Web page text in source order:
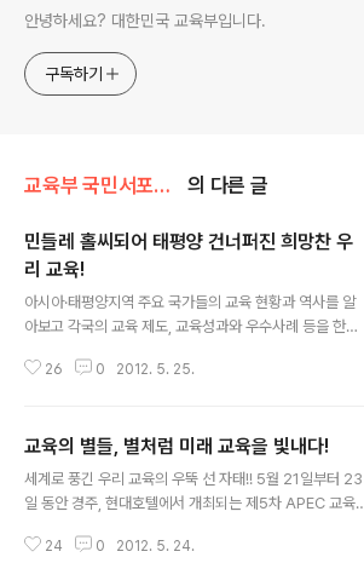
안녕하세요? 대한민국 교육부입니다.
구독하기
교육부 국민서포터즈 의 다른 글
민들레 홀씨되어 태평양 건너퍼진 희망찬 우
리 교육!
아시아·태평양지역 주요 국가들의 교육 현황과 역사를 알
아보고 각국의 교육 제도, 교육성과와 우수사례 등을 한눈
년의 고도 경주, 현대 호텔 다이아몬드 홀에서 5월 21일(월
러시아 호주 캐나다 등 21개 회원국이 참가하였으며, 한국
교육의 우수성을 홍보하는 영상도 상영되어 한국교육의 미
래 비전을 세계의 많은 나라가 알 수 있습니다. 또한, 운영
용도 구성하였습니다. 먼저 축하의 분위기 속에서 진행된
26 0 2012. 5. 25.
교육의 별들, 별처럼 미래 교육을 빛내다!
세계로 풍긴 우리 교육의 우뚝 선 자태!! 5월 21일부터 23
일 동안 경주, 현대호텔에서 개최되는 제5차 APEC 교육
에 대해 논의하고, 향후 교육협력 증진 방안에 대해 의견을
24 0 2012. 5. 24.